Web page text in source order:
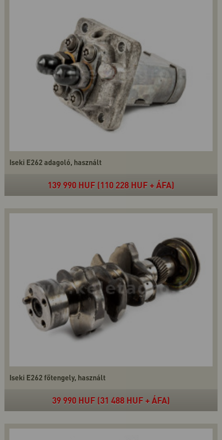
Iseki E262 adagoló, használt
139 990 HUF (110 228 HUF + ÁFA)
Iseki E262 főtengely, használt
39 990 HUF (31 488 HUF + ÁFA)